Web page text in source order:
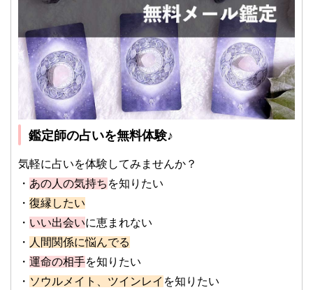
鑑定師の占いを無料体験♪
気軽に占いを体験してみませんか？
・ あの人の気持ち を知りたい
・ 復縁したい
・ いい出会いに恵まれない
・ 人間関係に悩んでる
・ 運命の相手を知りたい
・ ソウルメイト、ツインレイ を知りたい